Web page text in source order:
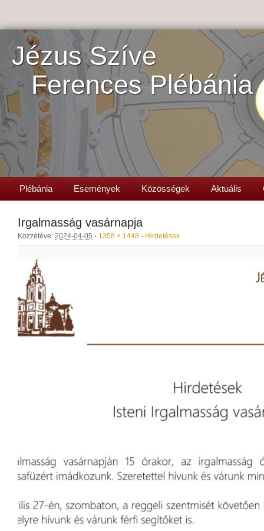
Jézus Szíve
Ferences Plébánia
Plébánia Események Közösségek Aktuális
Irgalmasság vasárnapja
Közzétéve: 2024-04-05 - 1358 × 1448 - Hirdetések